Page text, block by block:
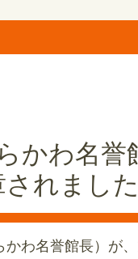
かわ名誉
れました
わ名誉館長）が